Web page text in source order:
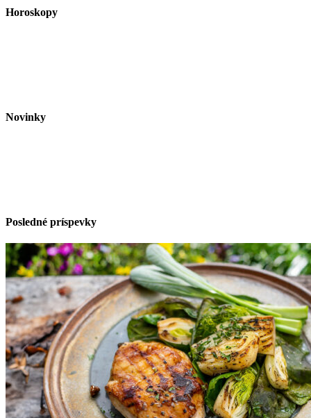
Horoskopy
Novinky
Posledné príspevky